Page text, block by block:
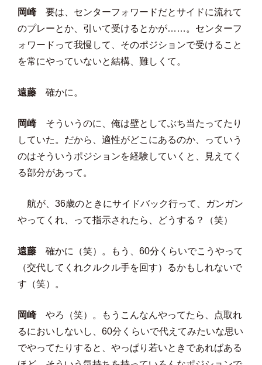
岡崎 要は、センターフォワードだとサイドに流れて
のプレーとか、引いて受けるとかが……。センターフ
ォワードって我慢して、そのポジションで受けること
を常にやっていないと結構、難しくて。
遠藤 確かに。
岡崎 そういうのに、俺は壁としてぶち当たってたり
していた。だから、適性がどこにあるのか、っていう
のはそういうポジションを経験していくと、見えてく
る部分があって。
航が、36歳のときにサイドバック行って、ガンガン
やってくれ、って指示されたら、どうする？（笑）
遠藤 確かに（笑）。もう、60分くらいでこうやって
（交代してくれクルクル手を回す）るかもしれないで
す（笑）。
岡崎 やろ（笑）。もうこんなんやってたら、点取れ
るにおいしないし、60分くらいで代えてみたいな思い
でやってたりすると、やっぱり若いときであればある